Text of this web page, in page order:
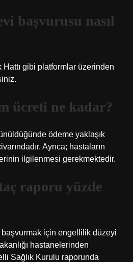
başvurusu nasıl
gibi platformlar üzerinden
ücreti ne kadar?
ödeme yaklaşık
Ayrıca; hastaların
ilgilenmesi gerekmektedir.
raporu yüzde
başvurmak için engellilik düzeyi
hastanelerinden
Sağlık Kurulu raporunda